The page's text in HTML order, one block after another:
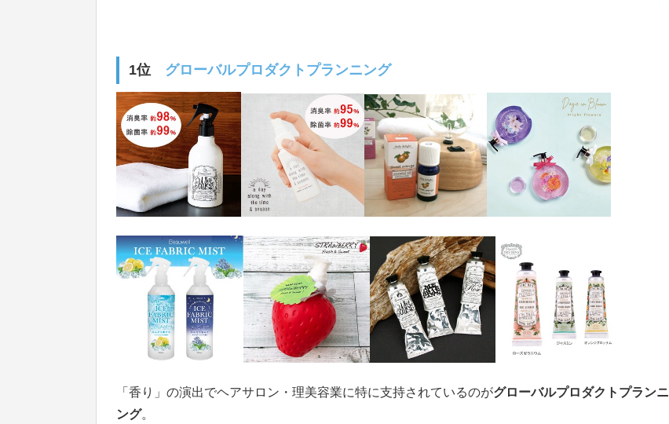
1位 グローバルプロダクトプランニング
「香り」の演出でヘアサロン・理美容業に特に支持されているのがグローバルプロダクトプランニ
ング。